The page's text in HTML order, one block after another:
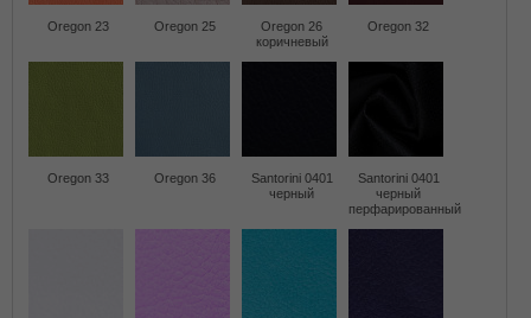
Oregon 23 Oregon 25
Oregon 26
коричневый
Oregon 32
Oregon 33 Oregon 36
Santorini 0401
черный
Santorini 0401
черный
перфарированный